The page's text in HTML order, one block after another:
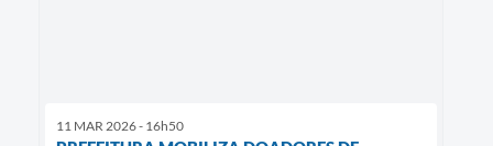
11 MAR 2026 - 16h50